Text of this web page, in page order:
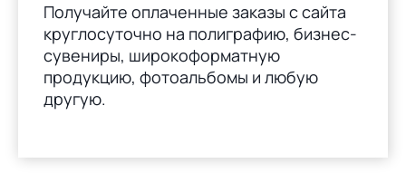
Получайте оплаченные заказы с сайта
круглосуточно на полиграфию, бизнес-
сувениры, широкоформатную
продукцию, фотоальбомы и любую
другую.